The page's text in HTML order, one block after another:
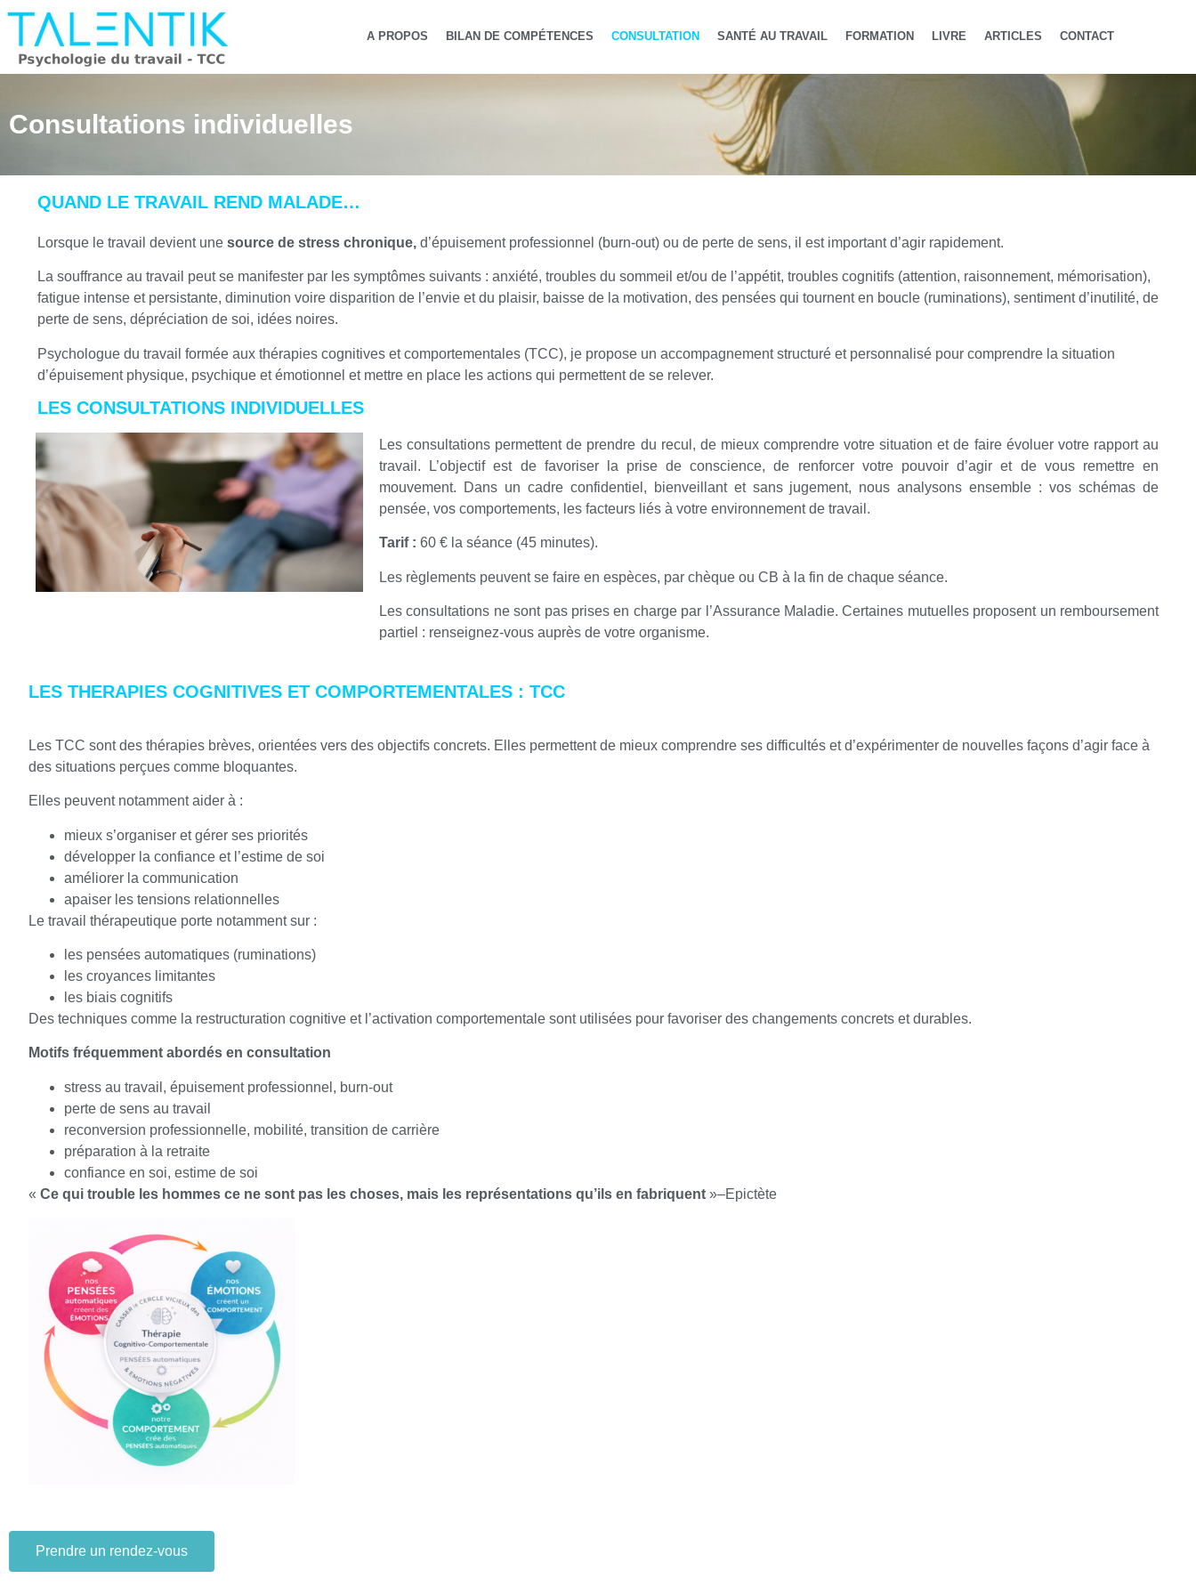
A PROPOS BILAN DE COMPÉTENCES CONSULTATION SANTÉ AU TRAVAIL FORMATION LIVRE ARTICLES CONTACT
Consultations individuelles
QUAND LE TRAVAIL REND MALADE…
Lorsque le travail devient une source de stress chronique, d’épuisement professionnel (burn-out) ou de perte de sens, il est important d’agir rapidement.
La souffrance au travail peut se manifester par les symptômes suivants : anxiété, troubles du sommeil et/ou de l’appétit, troubles cognitifs (attention, raisonnement, mémorisation),
fatigue intense et persistante, diminution voire disparition de l’envie et du plaisir, baisse de la motivation, des pensées qui tournent en boucle (ruminations), sentiment d’inutilité, de
perte de sens, dépréciation de soi, idées noires.
Psychologue du travail formée aux thérapies cognitives et comportementales (TCC), je propose un accompagnement structuré et personnalisé pour comprendre la situation
d’épuisement physique, psychique et émotionnel et mettre en place les actions qui permettent de se relever.
LES CONSULTATIONS INDIVIDUELLES
Les consultations permettent de prendre du recul, de mieux comprendre votre situation et de faire évoluer votre rapport au
travail. L’objectif est de favoriser la prise de conscience, de renforcer votre pouvoir d’agir et de vous remettre en
mouvement. Dans un cadre confidentiel, bienveillant et sans jugement, nous analysons ensemble :vos schémas de
pensée, vos comportements, les facteurs liés à votre environnement de travail.
Tarif : 60 € la séance (45 minutes).
Les règlements peuvent se faire en espèces, par chèque ou CB à la fin de chaque séance.
Les consultations ne sont pas prises en charge par l’Assurance Maladie. Certaines mutuelles proposent un remboursement
partiel : renseignez-vous auprès de votre organisme.
LES THERAPIES COGNITIVES ET COMPORTEMENTALES : TCC
Les TCC sont des thérapies brèves, orientées vers des objectifs concrets. Elles permettent de mieux comprendre ses difficultés et d’expérimenter de nouvelles façons d’agir face à
des situations perçues comme bloquantes.
Elles peuvent notamment aider à :
mieux s’organiser et gérer ses priorités
développer la confiance et l’estime de soi
améliorer la communication
apaiser les tensions relationnelles
Le travail thérapeutique porte notamment sur :
les pensées automatiques (ruminations)
les croyances limitantes
les biais cognitifs
Des techniques comme la restructuration cognitive et l’activation comportementale sont utilisées pour favoriser des changements concrets et durables.
Motifs fréquemment abordés en consultation
stress au travail, épuisement professionnel, burn-out
perte de sens au travail
reconversion professionnelle, mobilité, transition de carrière
préparation à la retraite
confiance en soi, estime de soi
« Ce qui trouble les hommes ce ne sont pas les choses, mais les représentations qu’ils en fabriquent »–Epictète
Prendre un rendez-vous